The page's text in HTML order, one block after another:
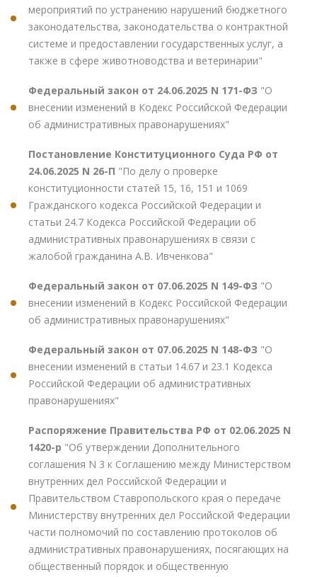
мероприятий по устранению нарушений бюджетного
законодательства, законодательства о контрактной
системе и предоставлении государственных услуг, а
также в сфере животноводства и ветеринарии"
Федеральный закон от 24.06.2025 N 171-ФЗ "О
внесении изменений в Кодекс Российской Федерации
об административных правонарушениях"
Постановление Конституционного Суда РФ от
24.06.2025 N 26-П "По делу о проверке
конституционности статей 15, 16, 151 и 1069
Гражданского кодекса Российской Федерации и
статьи 24.7 Кодекса Российской Федерации об
административных правонарушениях в связи с
жалобой гражданина А.В. Ивченкова"
Федеральный закон от 07.06.2025 N 149-ФЗ "О
внесении изменений в Кодекс Российской Федерации
об административных правонарушениях"
Федеральный закон от 07.06.2025 N 148-ФЗ "О
внесении изменений в статьи 14.67 и 23.1 Кодекса
Российской Федерации об административных
правонарушениях"
Распоряжение Правительства РФ от 02.06.2025 N
1420-р "Об утверждении Дополнительного
соглашения N 3 к Соглашению между Министерством
внутренних дел Российской Федерации и
Правительством Ставропольского края о передаче
Министерству внутренних дел Российской Федерации
части полномочий по составлению протоколов об
административных правонарушениях, посягающих на
общественный порядок и общественную